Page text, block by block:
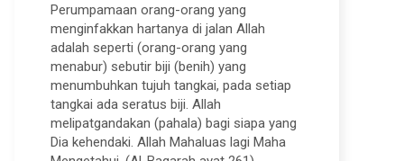
Perumpamaan orang-orang yang
menginfakkan hartanya di jalan Allah
adalah seperti (orang-orang yang
menabur) sebutir biji (benih) yang
menumbuhkan tujuh tangkai, pada setiap
tangkai ada seratus biji. Allah
melipatgandakan (pahala) bagi siapa yang
Dia kehendaki. Allah Mahaluas lagi Maha